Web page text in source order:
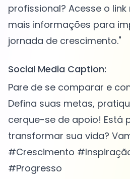
profissional? Acesse o
mais informações para
Social Media Caption:
Pare de se comparar e
Defina suas metas,
cerque-se de apoio! Está
transformar sua vida?
#Crescimento
#Progresso